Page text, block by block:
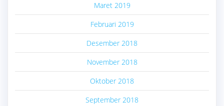
Maret 2019
Februari 2019
Desember 2018
November 2018
Oktober 2018
September 2018